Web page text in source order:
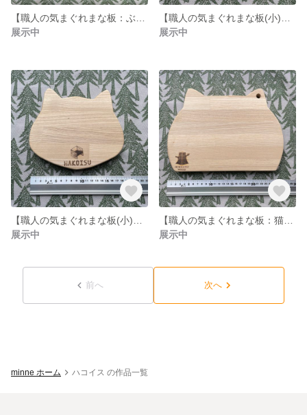
展示中
展示中
展示中
展示中
前へ 次へ
minne ホーム ハコイス の作品一覧